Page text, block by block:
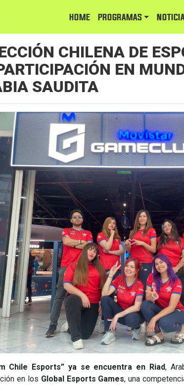
HOME PROGRAMAS
CHILENA DE
EN
SAUDITA
Chile Esports” ya se encuentra en Riad,
en los Global Esports Games, una